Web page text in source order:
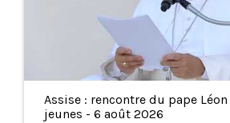
Assise : rencontre du pape Léon
jeunes - 6 août 2026